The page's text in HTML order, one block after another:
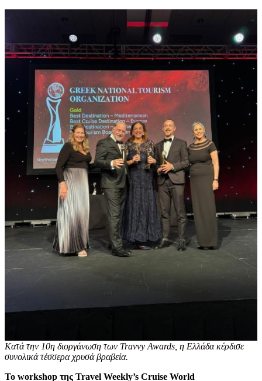
Κατά την 10η διοργάνωση των Travvy Awards, η Ελλάδα κέρδισε
συνολικά τέσσερα χρυσά βραβεία.
Το workshop της Travel Weekly’s Cruise World